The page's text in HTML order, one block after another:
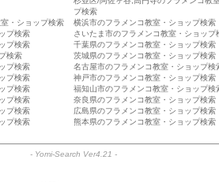
プ検索
・ショップ検索
横浜市のフラメンコ教室・ショップ検索
プ検索
さいたま市のフラメンコ教室・ショップ
プ検索
千葉県のフラメンコ教室・ショップ検索
検索
茨城県のフラメンコ教室・ショップ検索
プ検索
名古屋市のフラメンコ教室・ショップ検
プ検索
神戸市のフラメンコ教室・ショップ検索
プ検索
福知山市のフラメンコ教室・ショップ検
プ検索
奈良県のフラメンコ教室・ショップ検索
プ検索
広島県のフラメンコ教室・ショップ検索
プ検索
熊本県のフラメンコ教室・ショップ検索
- Yomi-Search Ver4.21 -